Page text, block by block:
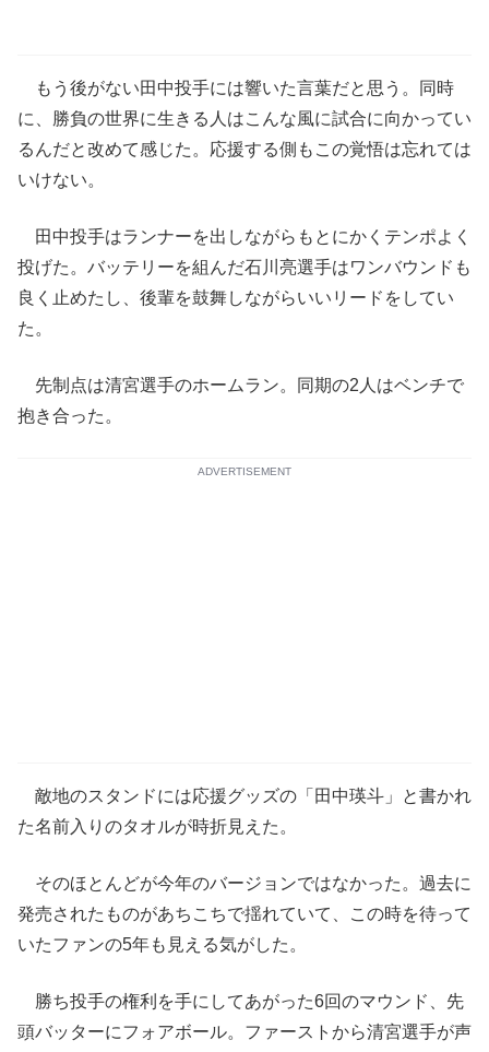
もう後がない田中投手には響いた言葉だと思う。同時
に、勝負の世界に生きる人はこんな風に試合に向かってい
るんだと改めて感じた。応援する側もこの覚悟は忘れては
いけない。
田中投手はランナーを出しながらもとにかくテンポよく
投げた。バッテリーを組んだ石川亮選手はワンバウンドも
良く止めたし、後輩を鼓舞しながらいいリードをしてい
た。
先制点は清宮選手のホームラン。同期の2人はベンチで
抱き合った。
ADVERTISEMENT
敵地のスタンドには応援グッズの「田中瑛斗」と書かれ
た名前入りのタオルが時折見えた。
そのほとんどが今年のバージョンではなかった。過去に
発売されたものがあちこちで揺れていて、この時を待って
いたファンの5年も見える気がした。
勝ち投手の権利を手にしてあがった6回のマウンド、先
頭バッターにフォアボール。ファーストから清宮選手が声